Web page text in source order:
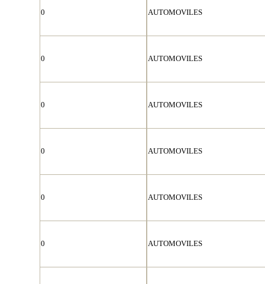
0 AUTOMOVILES
0 AUTOMOVILES
0 AUTOMOVILES
0 AUTOMOVILES
0 AUTOMOVILES
0 AUTOMOVILES